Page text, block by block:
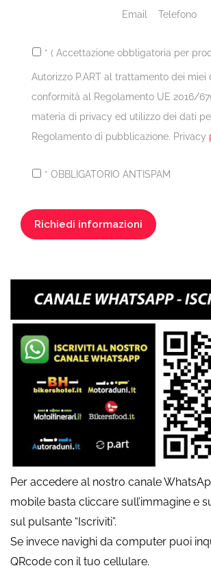
Email Telefono
* ( Accettazione obbligatoria per
Autorizzo P.ART al trattamento dei miei
conformità al Regolamento UE 2016/
materia di privacy ed utilizzo dei dati
Regolamento di pubblicazione. Privacy
* OBBLIGATORIO ANTISPAM
Per accedere al nostro canale
mobile basta cliccare sull’immagine e
sul pulsante “Iscriviti”.
Se invece navighi da computer puoi
QRcode con il tuo cellulare.